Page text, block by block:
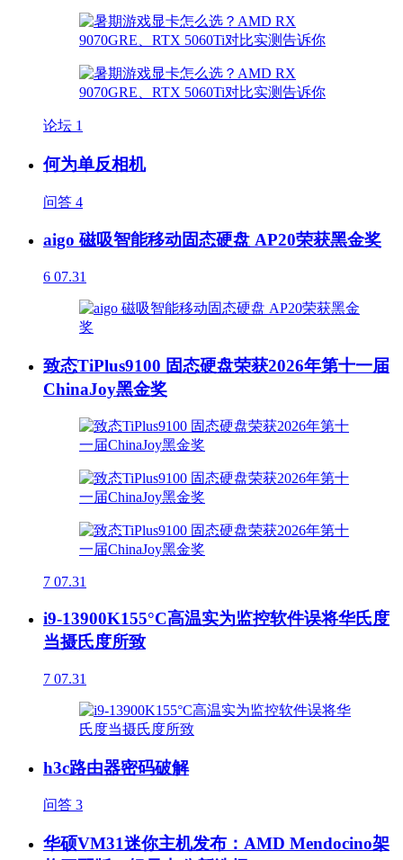
论坛 1
何为单反相机
问答 4
aigo 磁吸智能移动固态硬盘 AP20荣获黑金奖
6 07.31
致态TiPlus9100 固态硬盘荣获2026年第十一届
ChinaJoy黑金奖
7 07.31
i9-13900K155°C高温实为监控软件误将华氏度
当摄氏度所致
7 07.31
h3c路由器密码破解
问答 3
华硕VM31迷你主机发布：AMD Mendocino架